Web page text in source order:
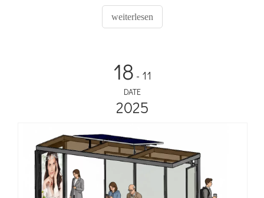
verwalten – ideal für Büros, Hotels und Wohnungen.
weiterlesen
18 - 11
DATE
2025